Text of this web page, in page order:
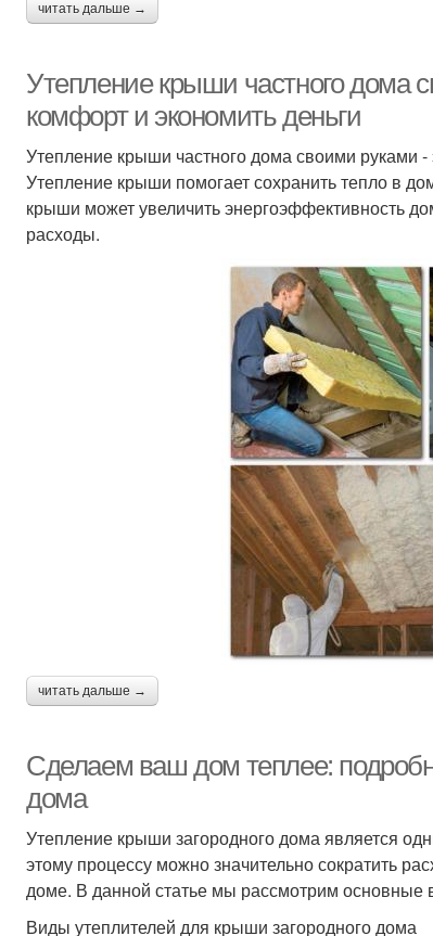
читать дальше →
Утепление крыши частного дома
комфорт и экономить деньги
Утепление крыши частного дома своими руками
Утепление крыши помогает сохранить тепло в
крыши может увеличить энергоэффективность
расходы.
читать дальше →
Сделаем ваш дом теплее:
дома
Утепление крыши загородного дома является
этому процессу можно значительно сократить
доме. В данной статье мы рассмотрим основные
Виды утеплителей для крыши загородного дома